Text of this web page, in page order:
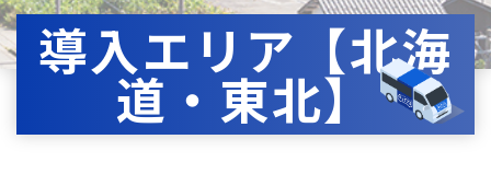
導入エリア【北海
道・東北】